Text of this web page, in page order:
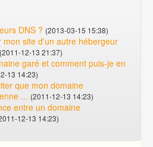
DNS ? (2013-03-15 15:38)
site d'un autre hébergeur
(2011-12-13 21:37)
garé et comment puis-je en
13 14:23)
que mon domaine
... (2011-12-13 14:23)
entre un domaine
12-13 14:23)